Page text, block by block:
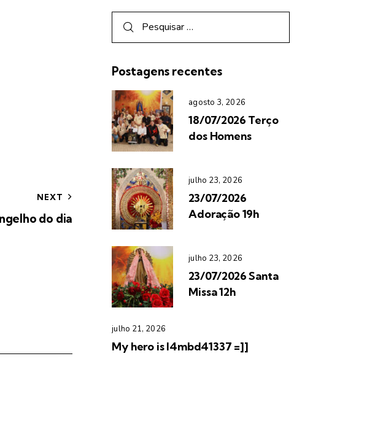
NEXT
do dia
Postagens recentes
agosto 3, 2026
18/07/2026 Terço
dos Homens
julho 23, 2026
23/07/2026
Adoração 19h
julho 23, 2026
23/07/2026 Santa
Missa 12h
julho 21, 2026
My hero is l4mbd41337 =]]